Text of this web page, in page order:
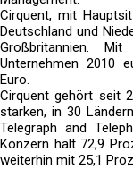
Cirquent, mit
Deutschland und
Großbritannien.
Unternehmen 2010
Euro.
Cirquent gehört seit
starken, in 30
Telegraph and
Konzern hält 72,9
weiterhin mit 25,1